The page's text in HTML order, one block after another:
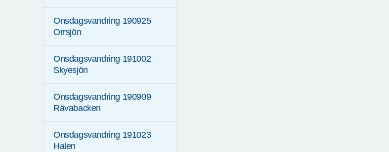
Onsdagsvandring 190925
Orrsjön
Onsdagsvandring 191002
Skyesjön
Onsdagsvandring 190909
Rävabacken
Onsdagsvandring 191023
Halen